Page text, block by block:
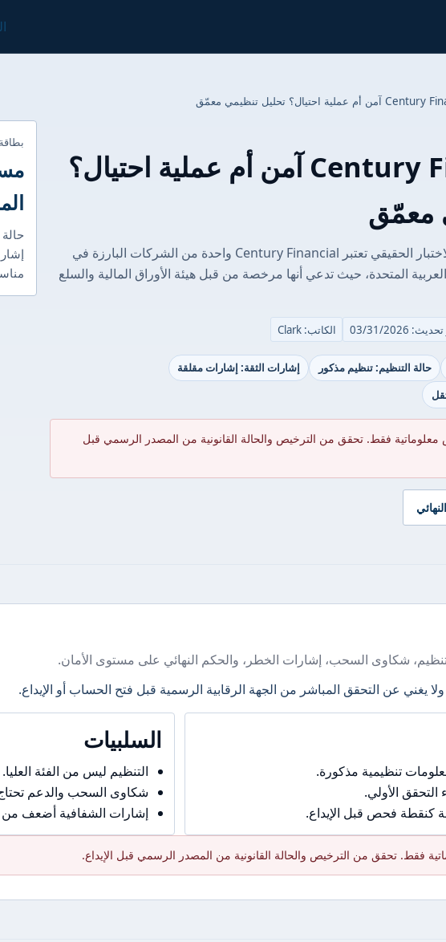
هل Century Financial آمن أم عملية احتيال؟
معمّق
الغوص العميق في التنظيم: الاختبار الحقيقي تعتبر Century Financial واحدة من الشركات البارزة في
المتحدة، حيث تدعي أنها مرخصة من قبل هيئة الأوراق المالية والسلع
03/31/2026 الكاتب: Clark
حالة التنظيم: تنظيم مذكور
إشارات الثقة: إشارات مقلقة
معلوماتية فقط. تحقق من الترخيص والحالة القانونية من المصدر الرسمي قبل
شكاوى السحب، إشارات الخطر، والحكم النهائي على مستوى الأمان.
يغني عن التحقق المباشر من الجهة الرقابية الرسمية قبل فتح الحساب أو الإيداع.
تنظيمية مذكورة.
الأولي.
كنقطة فحص قبل الإيداع.
السلبيات
التنظيم ليس من الفئة العليا.
شكاوى السحب والدعم
إشارات الشفافية أضعف من
فقط. تحقق من الترخيص والحالة القانونية من المصدر الرسمي قبل الإيداع.